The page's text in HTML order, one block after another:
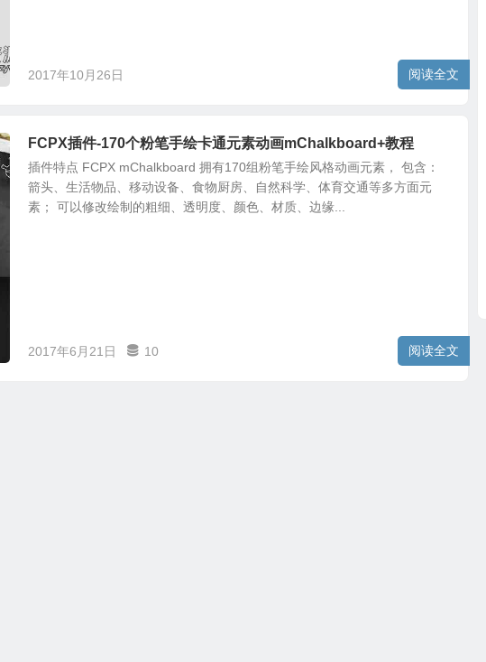
2017年10月26日 阅读全文
FCPX插件-170个粉笔手绘卡通元素动画mChalkboard+教程
插件特点 FCPX mChalkboard 拥有170组粉笔手绘风格动画元素， 包含：
箭头、生活物品、移动设备、食物厨房、自然科学、体育交通等多方面元
素； 可以修改绘制的粗细、透明度、颜色、材质、边缘...
2017年6月21日 10 阅读全文